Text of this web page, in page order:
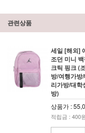
관련상품
세일 [해외]
조던 미니
크틱 핑크 (
방/여행가방
리가방/대학
방)
상품가 :
적립금 : 400